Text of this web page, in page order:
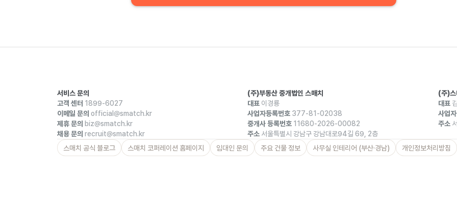
서비스 문의
고객 센터 1899-6027
이메일 문의 official@smatch.kr
제휴 문의 biz@smatch.kr
채용 문의 recruit@smatch.kr
(주)부동산 중개법인 스매치
대표 이경룡
사업자등록번호 377-81-02038
중개사 등록번호 11680-2026-00082
주소 서울특별시 강남구 강남대로94길 69, 2층
(주)스
대표
사업
주소
스매치 공식 블로그 스매치 코퍼레이션 홈페이지 임대인 문의 주요 건물 정보 사무실 인테리어 (부산·경남) 개인정보처리방침